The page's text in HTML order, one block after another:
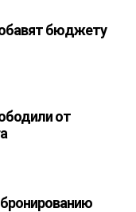
бюджету
от